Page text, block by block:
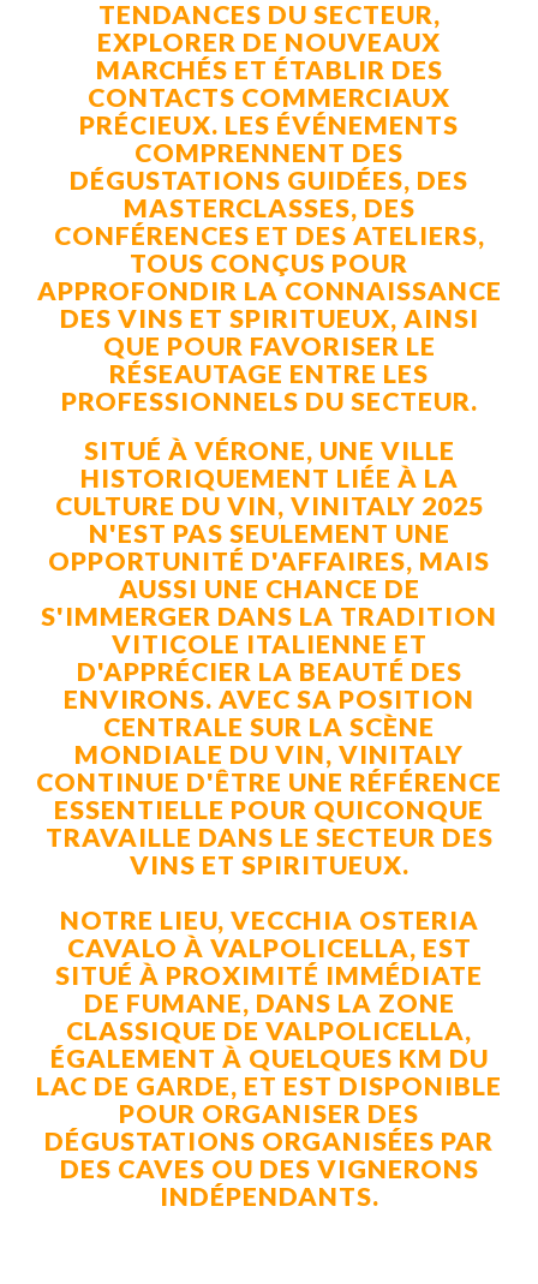
TENDANCES DU SECTEUR,
EXPLORER DE NOUVEAUX
MARCHÉS ET ÉTABLIR DES
CONTACTS COMMERCIAUX
PRÉCIEUX. LES ÉVÉNEMENTS
COMPRENNENT DES
DÉGUSTATIONS GUIDÉES, DES
MASTERCLASSES, DES
CONFÉRENCES ET DES ATELIERS,
TOUS CONÇUS POUR
APPROFONDIR LA CONNAISSANCE
DES VINS ET SPIRITUEUX, AINSI
QUE POUR FAVORISER LE
RÉSEAUTAGE ENTRE LES
PROFESSIONNELS DU SECTEUR.
SITUÉ À VÉRONE, UNE VILLE
HISTORIQUEMENT LIÉE À LA
CULTURE DU VIN, VINITALY 2025
N'EST PAS SEULEMENT UNE
OPPORTUNITÉ D'AFFAIRES, MAIS
AUSSI UNE CHANCE DE
S'IMMERGER DANS LA TRADITION
VITICOLE ITALIENNE ET
D'APPRÉCIER LA BEAUTÉ DES
ENVIRONS. AVEC SA POSITION
CENTRALE SUR LA SCÈNE
MONDIALE DU VIN, VINITALY
CONTINUE D'ÊTRE UNE RÉFÉRENCE
ESSENTIELLE POUR QUICONQUE
TRAVAILLE DANS LE SECTEUR DES
VINS ET SPIRITUEUX.
NOTRE LIEU, VECCHIA OSTERIA
CAVALO À VALPOLICELLA, EST
SITUÉ À PROXIMITÉ IMMÉDIATE
DE FUMANE, DANS LA ZONE
CLASSIQUE DE VALPOLICELLA,
ÉGALEMENT À QUELQUES KM DU
LAC DE GARDE, ET EST DISPONIBLE
POUR ORGANISER DES
DÉGUSTATIONS ORGANISÉES PAR
DES CAVES OU DES VIGNERONS
INDÉPENDANTS.